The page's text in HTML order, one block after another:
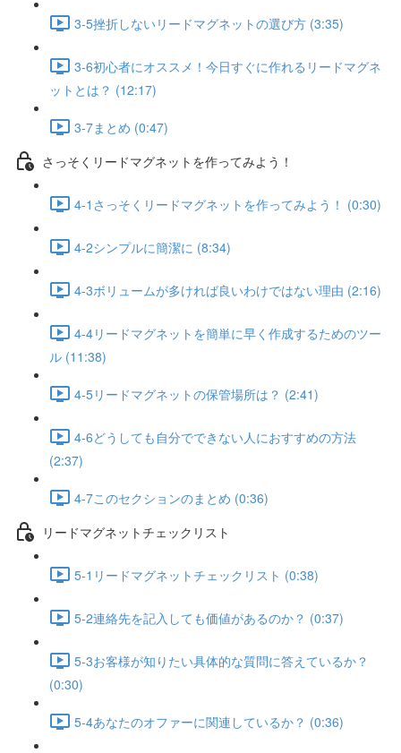
3-5挫折しないリードマグネットの選び方 (3:35)
3-6初心者にオススメ！今日すぐに作れるリードマグネ
ットとは？ (12:17)
3-7まとめ (0:47)
さっそくリードマグネットを作ってみよう！
4-1さっそくリードマグネットを作ってみよう！ (0:30)
4-2シンプルに簡潔に (8:34)
4-3ボリュームが多ければ良いわけではない理由 (2:16)
4-4リードマグネットを簡単に早く作成するためのツー
ル (11:38)
4-5リードマグネットの保管場所は？ (2:41)
4-6どうしても自分でできない人におすすめの方法
(2:37)
4-7このセクションのまとめ (0:36)
リードマグネットチェックリスト
5-1リードマグネットチェックリスト (0:38)
5-2連絡先を記入しても価値があるのか？ (0:37)
5-3お客様が知りたい具体的な質問に答えているか？
(0:30)
5-4あなたのオファーに関連しているか？ (0:36)